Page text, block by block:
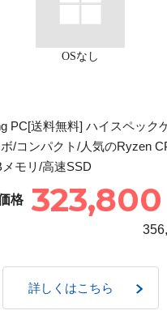
OSなし
PC[送料無料] ハイスペック
/コンパクト/人気のRyzen
モリ/高速SSD
格 323,800
詳しくはこちら